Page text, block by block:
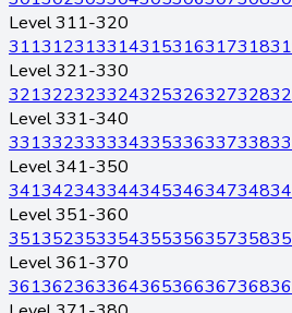
Level 311-320
311312313314315316317318
Level 321-330
321322323324325326327328
Level 331-340
331332333334335336337338
Level 341-350
341342343344345346347348
Level 351-360
351352353354355356357358
Level 361-370
361362363364365366367368